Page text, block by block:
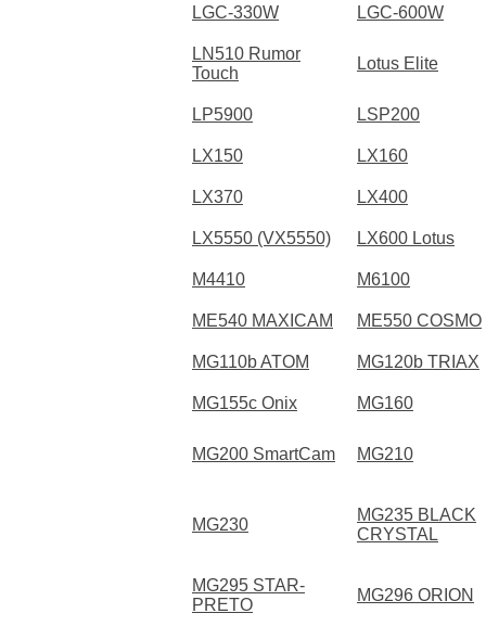
LGC-330W LGC-600W
LN510 Rumor
Touch
Lotus Elite
LP5900 LSP200
LX150 LX160
LX370 LX400
LX5550 (VX5550) LX600 Lotus
M4410 M6100
ME540 MAXICAM ME550 COSMO
MG110b ATOM MG120b TRIAX
MG155c Onix MG160
MG200 SmartCam MG210
MG230
MG235 BLACK
CRYSTAL
MG295 STAR-
PRETO
MG296 ORION